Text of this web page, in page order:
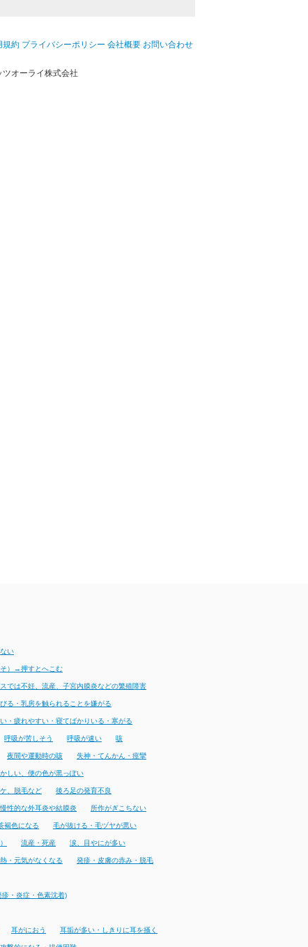
規約 プライバシーポリシー 会社概要 お問い合わせ
ツオーライ株式会社
い
）→押すとへこむ
スでは不妊、流産、子宮内膜炎などの繁殖障害
る・乳房を触られることを嫌がる
・疲れやすい・寝てばかりいる・寒がる
呼吸が苦しそう 呼吸が速い 咳
夜間や運動時の咳 失神・てんかん・痙攣
しい、便の色が黒っぽい
、脱毛など 後ろ足の発育不良
慢性的な外耳炎や結膜炎 所作がぎこちない
褐色になる 毛が抜ける・毛ヅヤが悪い
流産・死産 涙、目やにが多い
・元気がなくなる 発疹・皮膚の赤み・脱毛
・炎症・色素沈着)
耳がにおう 耳垢が多い・しきりに耳を掻く